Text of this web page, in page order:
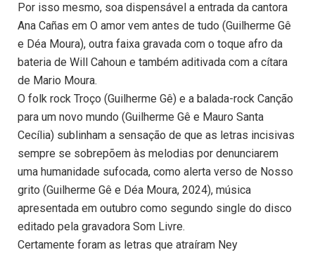
Por isso mesmo, soa dispensável a entrada da cantora
Ana Cañas em O amor vem antes de tudo (Guilherme Gê
e Déa Moura), outra faixa gravada com o toque afro da
bateria de Will Cahoun e também aditivada com a cítara
de Mario Moura.
O folk rock Troço (Guilherme Gê) e a balada-rock Canção
para um novo mundo (Guilherme Gê e Mauro Santa
Cecília) sublinham a sensação de que as letras incisivas
sempre se sobrepõem às melodias por denunciarem
uma humanidade sufocada, como alerta verso de Nosso
grito (Guilherme Gê e Déa Moura, 2024), música
apresentada em outubro como segundo single do disco
editado pela gravadora Som Livre.
Certamente foram as letras que atraíram Ney